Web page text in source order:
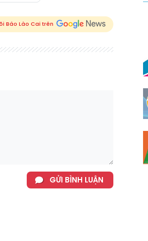
Báo Lào Cai trên
GỬI BÌNH LUẬN